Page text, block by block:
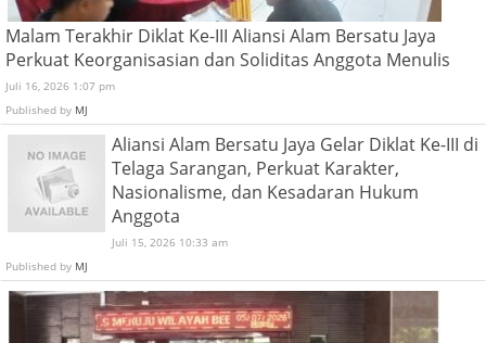
Malam Terakhir Diklat Ke-III Aliansi Alam Bersatu Jaya
Perkuat Keorganisasian dan Soliditas Anggota Menulis
Juli 16, 2026 1:07 pm
Published by MJ
Aliansi Alam Bersatu Jaya Gelar Diklat Ke-III di
Telaga Sarangan, Perkuat Karakter,
Nasionalisme, dan Kesadaran Hukum
Anggota
Juli 15, 2026 10:33 am
Published by MJ